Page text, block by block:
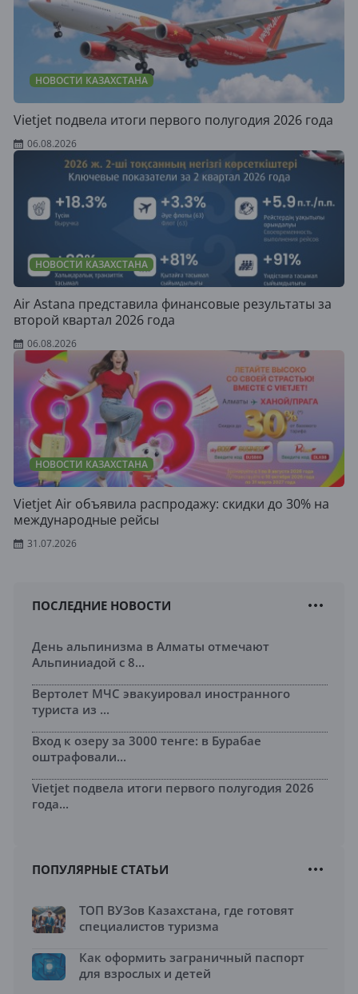
НОВОСТИ КАЗАХСТАНА
Vietjet подвела итоги первого полугодия 2026 года
06.08.2026
НОВОСТИ КАЗАХСТАНА
Air Astana представила финансовые результаты за
второй квартал 2026 года
06.08.2026
НОВОСТИ КАЗАХСТАНА
Vietjet Air объявила распродажу: скидки до 30% на
международные рейсы
31.07.2026
ПОСЛЕДНИЕ НОВОСТИ
День альпинизма в Алматы отмечают
Альпиниадой с 8...
Вертолет МЧС эвакуировал иностранного
туриста из ...
Вход к озеру за 3000 тенге: в Бурабае
оштрафовали...
Vietjet подвела итоги первого полугодия 2026
года...
ПОПУЛЯРНЫЕ СТАТЬИ
ТОП ВУЗов Казахстана, где готовят
специалистов туризма
Как оформить заграничный паспорт
для взрослых и детей